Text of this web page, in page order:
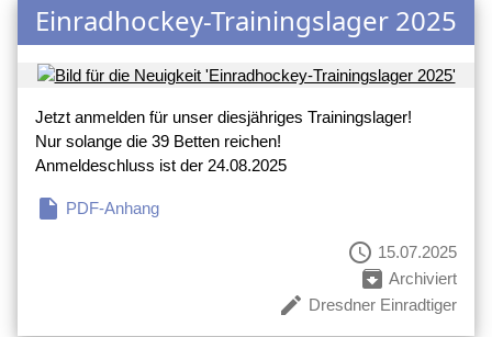
Einradhockey-Trainingslager 2025
Jetzt anmelden für unser diesjähriges Trainingslager!
Nur solange die 39 Betten reichen!
Anmeldeschluss ist der 24.08.2025
insert_drive_file PDF-Anhang
schedule 15.07.2025
archive Archiviert
create Dresdner Einradtiger